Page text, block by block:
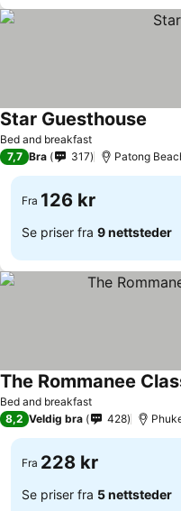
Bed and breakfast
Star Guesthouse
7,7 Bra 317 Patong
Fra 126 kr
Se priser fra 9 nettsteder
Bed and breakfast
The Rommanee
8,2 Veldig bra 428
Fra 228 kr
Se priser fra 5 nettsteder